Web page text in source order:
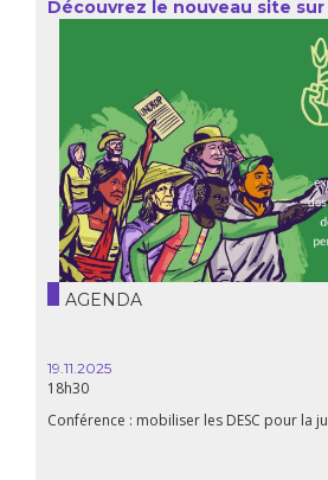
Découvrez le nouveau site sur
AGENDA
19.11.2025
18h30
Conférence : mobiliser les DESC pour la